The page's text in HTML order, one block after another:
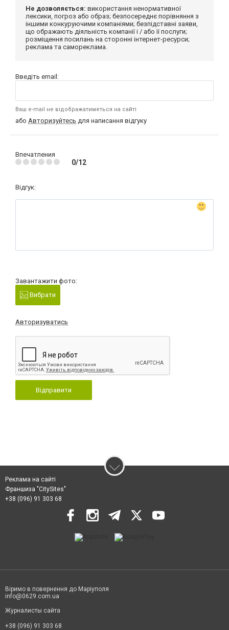
Не дозволяється: використання ненормативної
лексики, погроз або образ; безпосереднє порівняння з
іншими конкуруючими компаніями; безпідставні заяви,
що ображають діяльність компанії і / або її послуги;
розміщення посилань на сторонні інтернет-ресурси;
реклама та самореклама.
Введіть email:
Ваш e-mail не відображатиметься на сайті
або Авторизуйтесь для написання відгуку
Впечатления
0/12
Відгук:
Завантажити фото:
Вибрати
Авторизуватись
Відправити
Реклама на сайті
Франшиза "CitySites"
+38 (096) 91 303 68
Віримо в повернення до Маріуполя
info@0629.com.ua
Журналисты сайта
+38 (096) 91 303 68